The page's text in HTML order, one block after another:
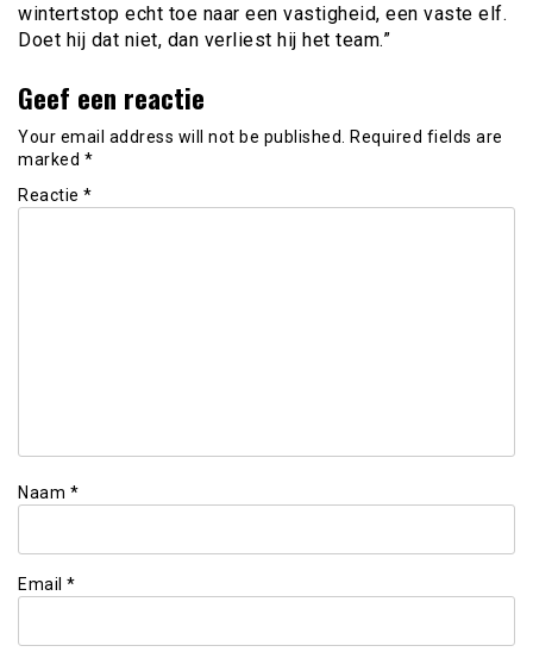
wintertstop echt toe naar een vastigheid, een vaste elf.
Doet hij dat niet, dan verliest hij het team.”
Geef een reactie
Your email address will not be published.
Required fields are
marked *
Reactie *
Naam *
Email *